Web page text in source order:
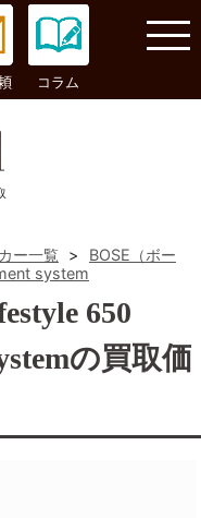
コラム
ー一覧 >
BOSE（ボー
system
650
の買取価